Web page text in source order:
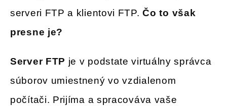
serveri FTP a klientovi FTP.Čo to však
presne je?
Server FTP je v podstate virtuálny správca
súborov umiestnený vo vzdialenom
počítači. Prijíma a spracováva vaše